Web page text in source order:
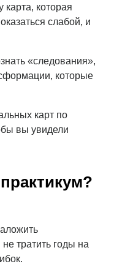
которая
слабой, и
«следования»,
которые
карт по
вы увидели
тратить годы на